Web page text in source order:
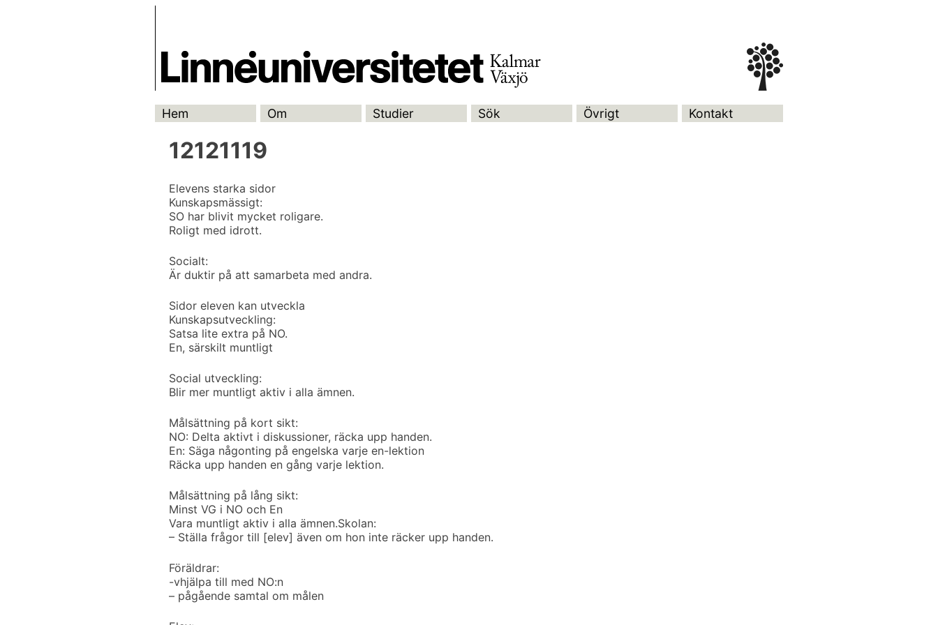
Hem Om Studier Sök Övrigt Kontakt
12121119
Elevens starka sidor
Kunskapsmässigt:
SO har blivit mycket roligare.
Roligt med idrott.
Socialt:
Är duktir på att samarbeta med andra.
Sidor eleven kan utveckla
Kunskapsutveckling:
Satsa lite extra på NO.
En, särskilt muntligt
Social utveckling:
Blir mer muntligt aktiv i alla ämnen.
Målsättning på kort sikt:
NO: Delta aktivt i diskussioner, räcka upp handen.
En: Säga någonting på engelska varje en-lektion
Räcka upp handen en gång varje lektion.
Målsättning på lång sikt:
Minst VG i NO och En
Vara muntligt aktiv i alla ämnen.Skolan:
– Ställa frågor till [elev] även om hon inte räcker upp handen.
Föräldrar:
-vhjälpa till med NO:n
– pågående samtal om målen